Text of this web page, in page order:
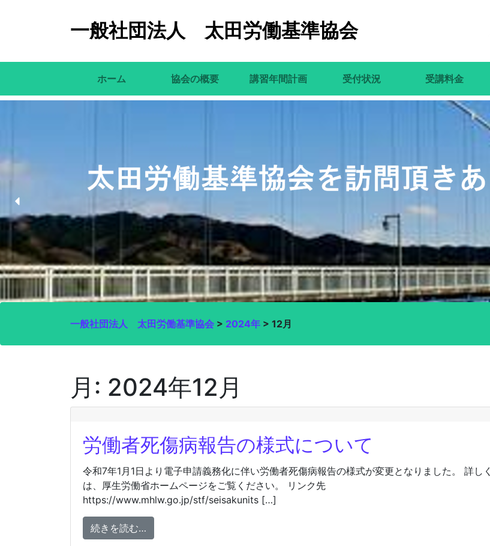
一般社団法人 太田労働基準協会
ホーム 協会の概要 講習年間計画 受付状況 受講料金
一般社団法人 太田労働基準協会 > 2024年 > 12月
月: 2024年12月
労働者死傷病報告の様式について
令和7年1月1日より電子申請義務化に伴い労働者死傷病報告の様式が変更となりました。 詳しく
は、厚生労働省ホームページをご覧ください。 リンク先
https://www.mhlw.go.jp/stf/seisakunits […]
続きを読む…